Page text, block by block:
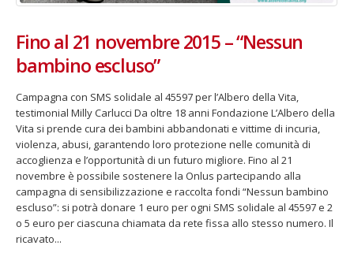
Fino al 21 novembre 2015 – “Nessun
bambino escluso”
Campagna con SMS solidale al 45597 per l’Albero della Vita,
testimonial Milly Carlucci Da oltre 18 anni Fondazione L’Albero della
Vita si prende cura dei bambini abbandonati e vittime di incuria,
violenza, abusi, garantendo loro protezione nelle comunità di
accoglienza e l’opportunità di un futuro migliore. Fino al 21
novembre è possibile sostenere la Onlus partecipando alla
campagna di sensibilizzazione e raccolta fondi “Nessun bambino
escluso”: si potrà donare 1 euro per ogni SMS solidale al 45597 e 2
o 5 euro per ciascuna chiamata da rete fissa allo stesso numero. Il
ricavato...